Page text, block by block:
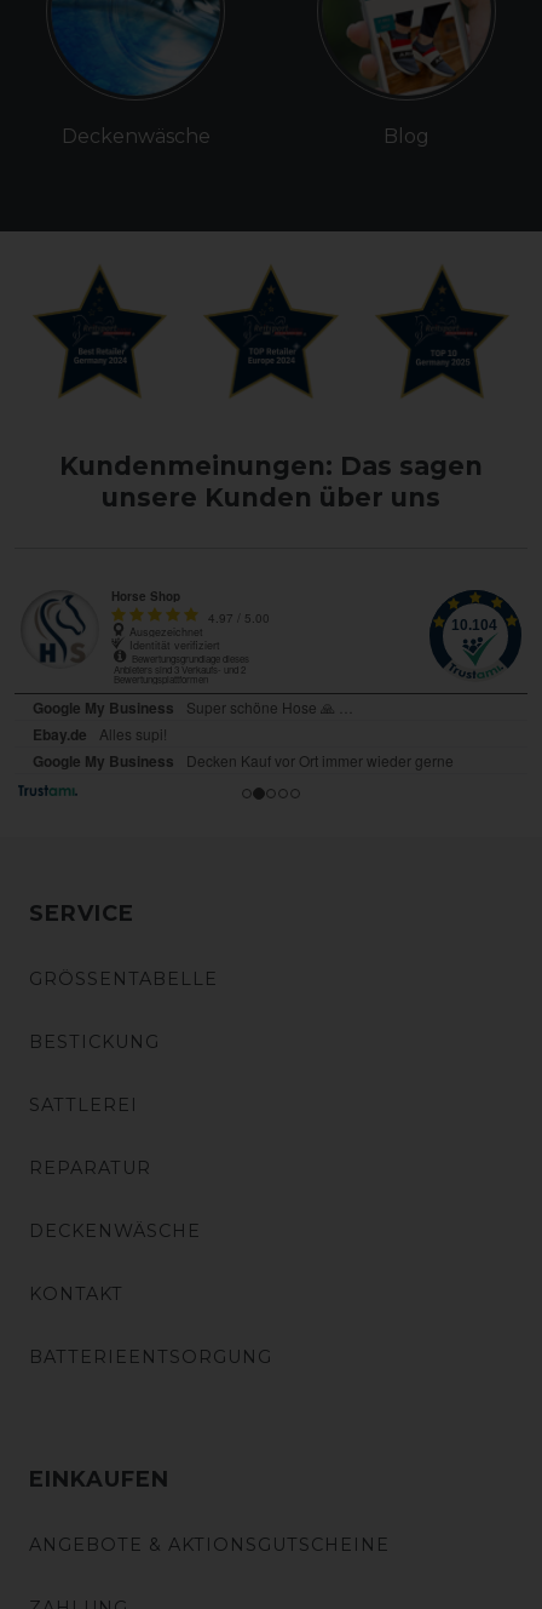
Deckenwäsche Blog
Kundenmeinungen: Das sagen
unsere Kunden über uns
SERVICE
GRÖSSENTABELLE
BESTICKUNG
SATTLEREI
REPARATUR
DECKENWÄSCHE
KONTAKT
BATTERIEENTSORGUNG
EINKAUFEN
ANGEBOTE & AKTIONSGUTSCHEINE